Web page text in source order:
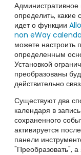
определить, какие
идет о функции
non eWay
можете настроить
определенным
Установкой
преобразованы
действительно
Существуют два
календаря в
сохраненного
активируется
панели
"Преобразовать",